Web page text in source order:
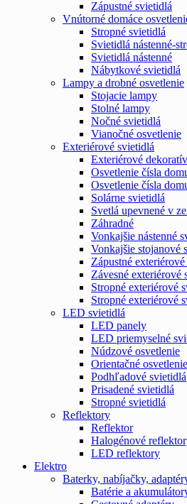
Zápustné svietidlá
Vnútorné domáce
Stropné svietidlá
Svietidlá nástenné-
Svietidlá nástenné
Nábytkové svietidlá
Lampy a drobné osvetlenie
Stojacie lampy
Stolné lampy
Nočné svietidlá
Vianočné osvetlenie
Exteriérové svietidlá
Exteriérové
Osvetlenie čísla
Osvetlenie čísla
Solárne svietidlá
Svetlá upevnené v
Záhradné
Vonkajšie nástenné
Vonkajšie stojanové
Zápustné
Závesné exteriérové
Stropné exteriérové
Stropné exteriérové
LED svietidlá
LED panely
LED priemyselné
Núdzové osvetlenie
Orientačné osvetlenie
Podhľadové svietidlá
Prisadené svietidlá
Stropné svietidlá
Reflektory
Reflektor
Halogénové
LED reflektory
Elektro
Baterky, nabíjačky,
Batérie a